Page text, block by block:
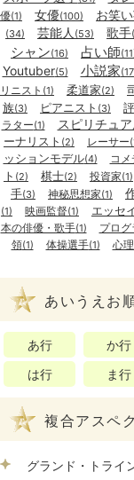
優(1) 女優(100) お笑
(34) 芸能人 (53) 歌手
シャン(16) 占い師
Youtuber(5) 小説家
リニスト (1) 柔道家(2)
族(3) ピアニスト (3)
ラター(1) スピリチュ
ーナリスト (2) レーサー
ッションモデル(4) コメ
ト (2) 棋士(2) 投資家(1)
手(3) 神秘思想家(1)
(1) 映画監督(1) エッセ
本の俳優・歌手(1) プログ
領(1) 体操選手(1) 心
あいうえお
あ行 か行
は行
ま行
複合アスペ
グランド・トライ